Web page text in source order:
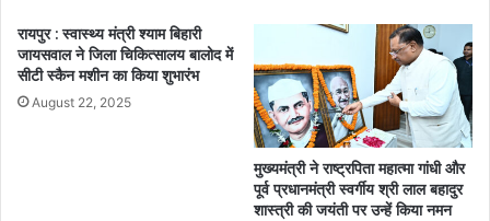
रायपुर : स्वास्थ्य मंत्री श्याम बिहारी
जायसवाल ने जिला चिकित्सालय बालोद में
सीटी स्कैन मशीन का किया शुभारंभ
August 22, 2025
मुख्यमंत्री ने राष्ट्रपिता महात्मा गांधी और
पूर्व प्रधानमंत्री स्वर्गीय श्री लाल बहादुर
शास्त्री की जयंती पर उन्हें किया नमन